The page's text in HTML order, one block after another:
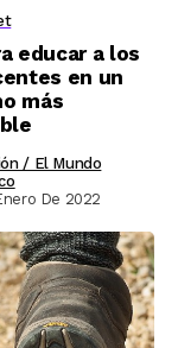
educar a los
en un
más
/ El Mundo
De 2022